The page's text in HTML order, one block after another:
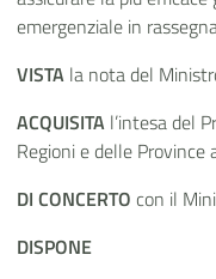
emergenziale in
VISTA la nota del
ACQUISITA l’intesa del
Regioni e delle Province
DI CONCERTO con il
DISPONE